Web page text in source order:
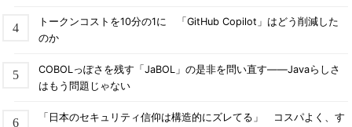
トークンコストを10分の1に 「GitHub Copilot」はどう削減した
のか
COBOLっぽさを残す「JaBOL」の是非を問い直す――Javaらしさ
はもう問題じゃない
「日本のセキュリティ信仰は構造的にズレてる」 コスパよく、す